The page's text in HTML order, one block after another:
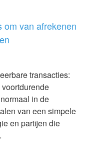
om van afrekenen
transacties:
in de
van een simpele
en partijen die